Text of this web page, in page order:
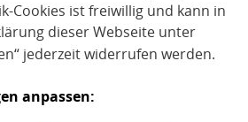
Cookies ist freiwillig und kann in
dieser Webseite unter
jederzeit widerrufen werden.
anpassen: